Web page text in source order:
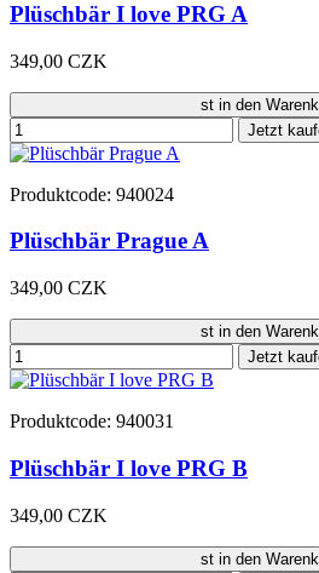
Plüschbär I love PRG A
349,00 CZK
st in den
Jetzt
Produktcode: 940024
Plüschbär Prague A
349,00 CZK
st in den
Jetzt
Produktcode: 940031
Plüschbär I love PRG B
349,00 CZK
st in den